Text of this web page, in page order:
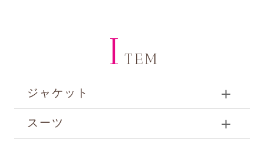
I TEM
ジャケット
スーツ